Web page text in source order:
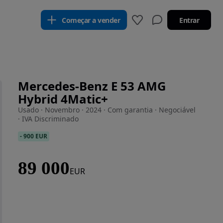
Começar a vender Entrar
Mercedes-Benz E 53 AMG
Hybrid 4Matic+
Usado · Novembro · 2024 · Com garantia · Negociável
· IVA Discriminado
-900 EUR
89 000EUR